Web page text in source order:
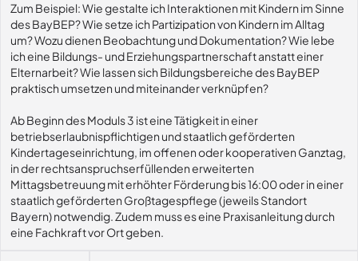
Zum Beispiel: Wie gestalte ich Interaktionen mit Kindern im Sinne
des BayBEP? Wie setze ich Partizipation von Kindern im Alltag
um? Wozu dienen Beobachtung und Dokumentation? Wie lebe
ich eine Bildungs- und Erziehungspartnerschaft anstatt einer
Elternarbeit? Wie lassen sich Bildungsbereiche des BayBEP
praktisch umsetzen und miteinander verknüpfen?
Ab Beginn des Moduls 3 ist eine Tätigkeit in einer
betriebserlaubnispflichtigen und staatlich geförderten
Kindertageseinrichtung, im offenen oder kooperativen Ganztag,
in der rechtsanspruchserfüllenden erweiterten
Mittagsbetreuung mit erhöhter Förderung bis 16:00 oder in einer
staatlich geförderten Großtagespflege (jeweils Standort
Bayern) notwendig. Zudem muss es eine Praxisanleitung durch
eine Fachkraft vor Ort geben.